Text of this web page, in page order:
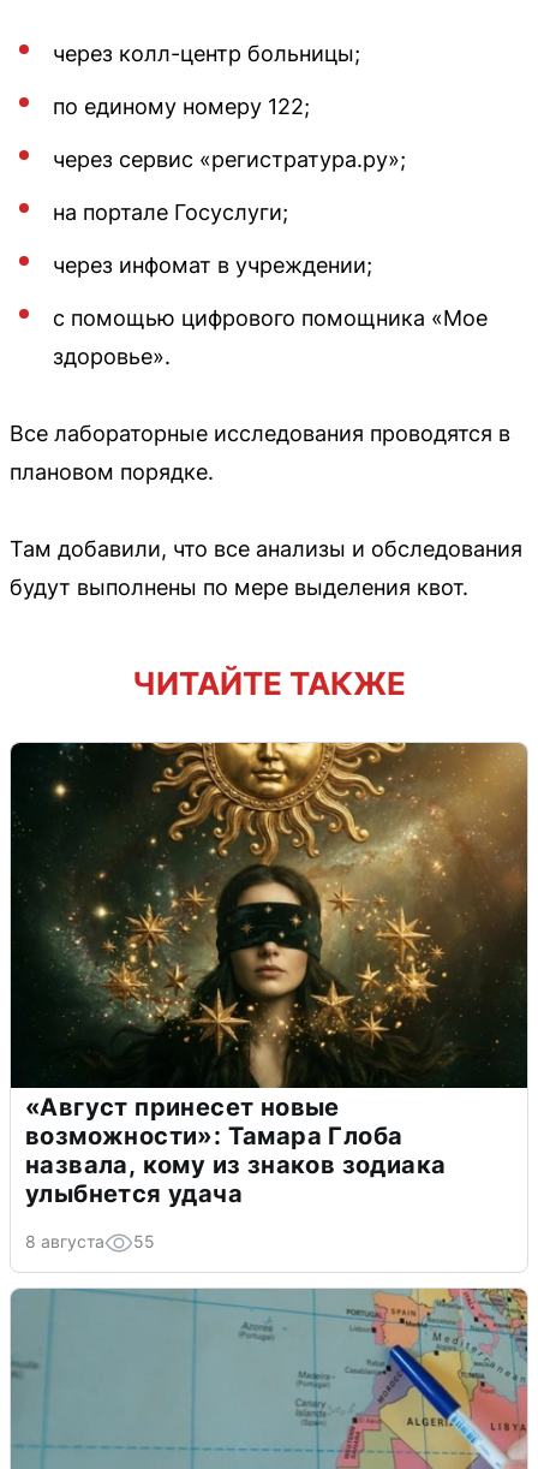
через колл-центр больницы;
по единому номеру 122;
через сервис «регистратура.ру»;
на портале Госуслуги;
через инфомат в учреждении;
с помощью цифрового помощника «Мое
здоровье».
Все лабораторные исследования проводятся в
плановом порядке.
Там добавили, что все анализы и обследования
будут выполнены по мере выделения квот.
ЧИТАЙТЕ ТАКЖЕ
«Август принесет новые
возможности»: Тамара Глоба
назвала, кому из знаков зодиака
улыбнется удача
8 августа 55